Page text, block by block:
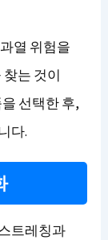
열 위험을
는 것이
선택한 후,
다.
트레칭과